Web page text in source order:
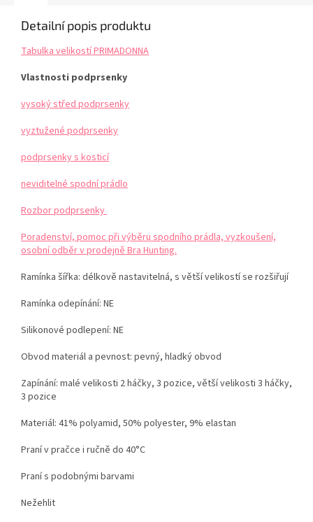
Detailní popis produktu
Tabulka velikostí PRIMADONNA
Vlastnosti podprsenky
vysoký střed podprsenky
vyztužené podprsenky
podprsenky s kosticí
neviditelné spodní prádlo
Rozbor podprsenky
Poradenství, pomoc při výběru spodního prádla, vyzkoušení,
osobní odběr v prodejně Bra Hunting.
Ramínka šířka: délkově nastavitelná, s větší velikostí se rozšiřují
Ramínka odepínání: NE
Silikonové podlepení: NE
Obvod materiál a pevnost: pevný, hladký obvod
Zapínání: malé velikosti 2 háčky, 3 pozice, větší velikosti 3 háčky,
3 pozice
Materiál: 41% polyamid, 50% polyester, 9% elastan
Praní v pračce i ručně do 40°C
Praní s podobnými barvami
Nežehlit